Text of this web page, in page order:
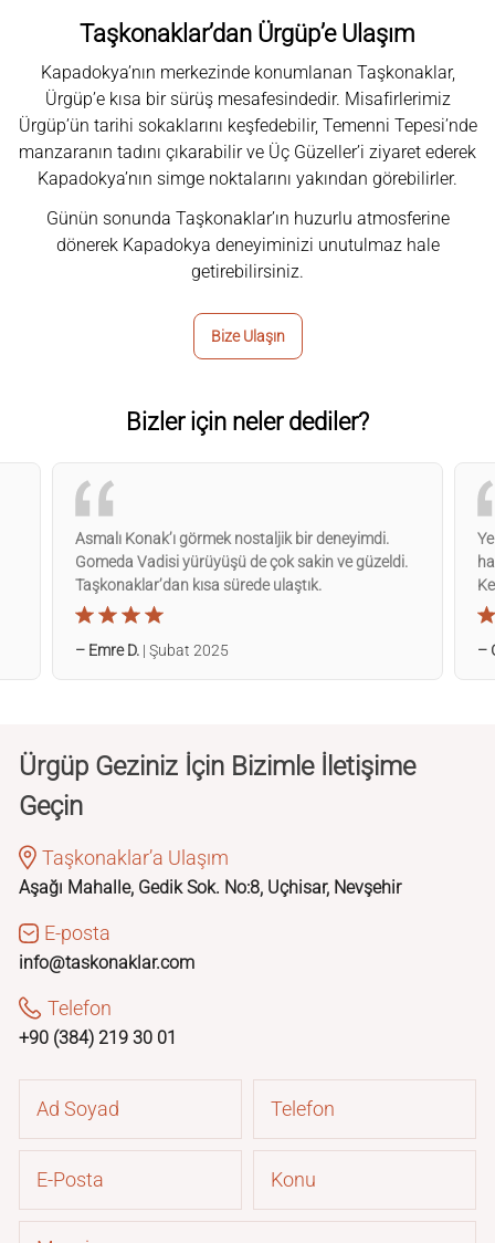
Taşkonaklar’dan Ürgüp’e Ulaşım
Kapadokya’nın merkezinde konumlanan Taşkonaklar,
Ürgüp’e kısa bir sürüş mesafesindedir. Misafirlerimiz
Ürgüp’ün tarihi sokaklarını keşfedebilir, Temenni Tepesi’nde
manzaranın tadını çıkarabilir ve Üç Güzeller’i ziyaret ederek
Kapadokya’nın simge noktalarını yakından görebilirler.
Günün sonunda Taşkonaklar’ın huzurlu atmosferine
dönerek Kapadokya deneyiminizi unutulmaz hale
getirebilirsiniz.
Bize Ulaşın
Bizler için neler dediler?
Asmalı Konak’ı görmek nostaljik bir deneyimdi.
Gomeda Vadisi yürüyüşü de çok sakin ve güzeldi.
Taşkonaklar’dan kısa sürede ulaştık.
– Emre D. | Şubat 2025 –
Ürgüp Geziniz İçin Bizimle İletişime
Geçin
Taşkonaklar’a Ulaşım
Aşağı Mahalle, Gedik Sok. No:8, Uçhisar, Nevşehir
E-posta
info@taskonaklar.com
Telefon
+90 (384) 219 30 01